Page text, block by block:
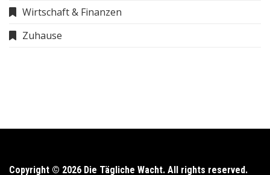
Wirtschaft & Finanzen
Zuhause
Copyright © 2026 Die Tägliche Wacht. All rights reserved.